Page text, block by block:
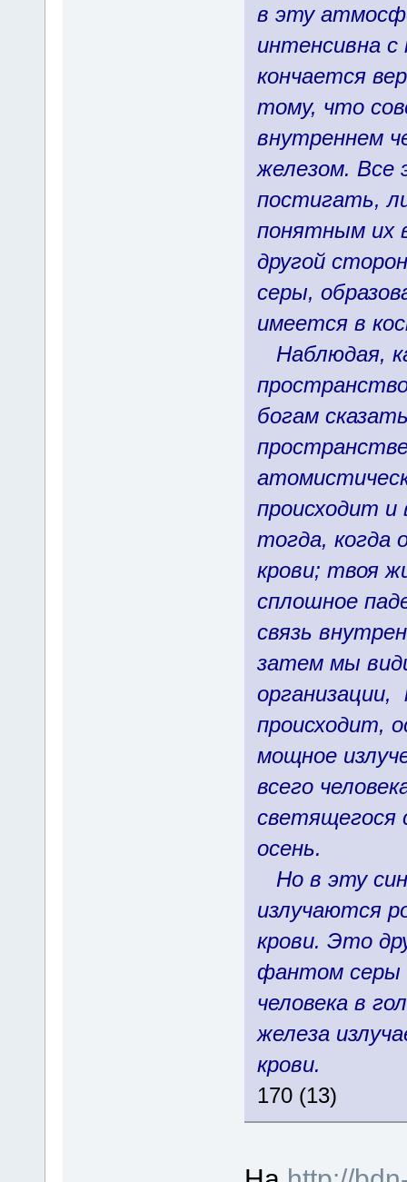
в эту
интенсивна с
кончается
тому, что
внутреннем
железом. Все
постигать,
понятным их
другой
серы,
имеется в
Наблюдая,
богам
происходит
тогда, когда
крови; твоя
сплошное
связь
затем мы
организации,
происходит,
мощное
всего
светящегося
осень.
Но в эту
излучаются
крови. Это
фантом серы
человека в
железа
крови.
170 (13)